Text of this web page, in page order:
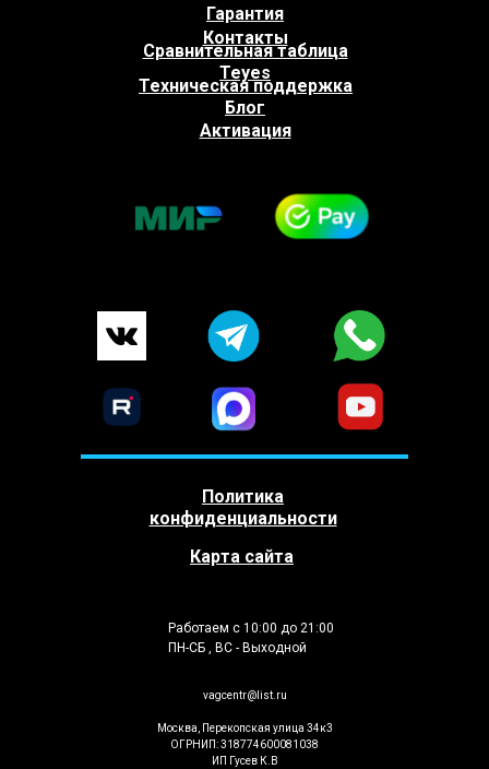
Москва, Перекопская улица 34к3
ОГРНИП: 318774600081038
ИП Гусев К.В
vagcentr@list.ru
Работаем с 10:00 до 21:00
ПН-СБ , ВС - Выходной
Политика
конфиденциальности
Карта сайта
Контакты
Сравнительная таблица
Teyes
Блог
Техническая поддержка
Активация
Гарантия